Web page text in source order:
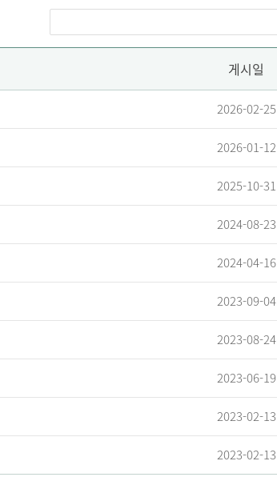
게시일
2026-02-25
2026-01-12
2025-10-31
2024-08-23
2024-04-16
2023-09-04
2023-08-24
2023-06-19
2023-02-13
2023-02-13